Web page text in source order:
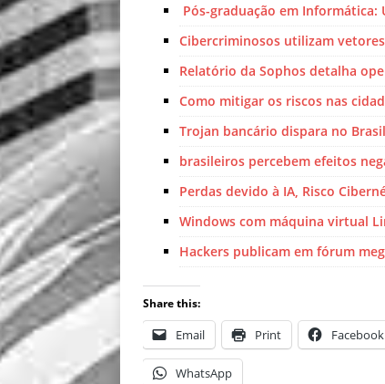
Pós-graduação em Informática:
Cibercriminosos utilizam
Relatório da Sophos detalha
Como mitigar os riscos nas
Trojan bancário dispara no Brasil
brasileiros percebem efeitos
Perdas devido à IA, Risco
Windows com máquina virtual
Hackers publicam em fórum
Share this:
Email Print Facebook
WhatsApp